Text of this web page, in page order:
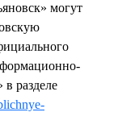
могут
разделе